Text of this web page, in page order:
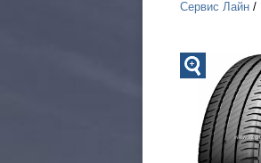
Сервис Лайн /